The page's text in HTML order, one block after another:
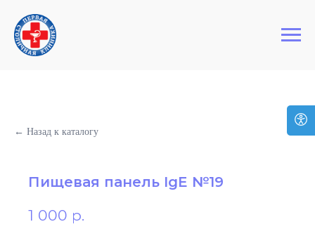
Первая Столичная Клиника
← Назад к каталогу
Пищевая панель IgE №19
1 000 р.